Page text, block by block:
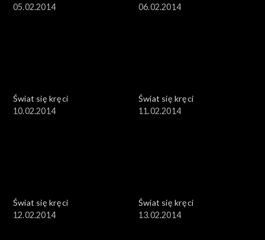
05.02.2014
06.02.2014
Świat się kręci
10.02.2014
Świat się kręci
11.02.2014
Świat się kręci
12.02.2014
Świat się kręci
13.02.2014